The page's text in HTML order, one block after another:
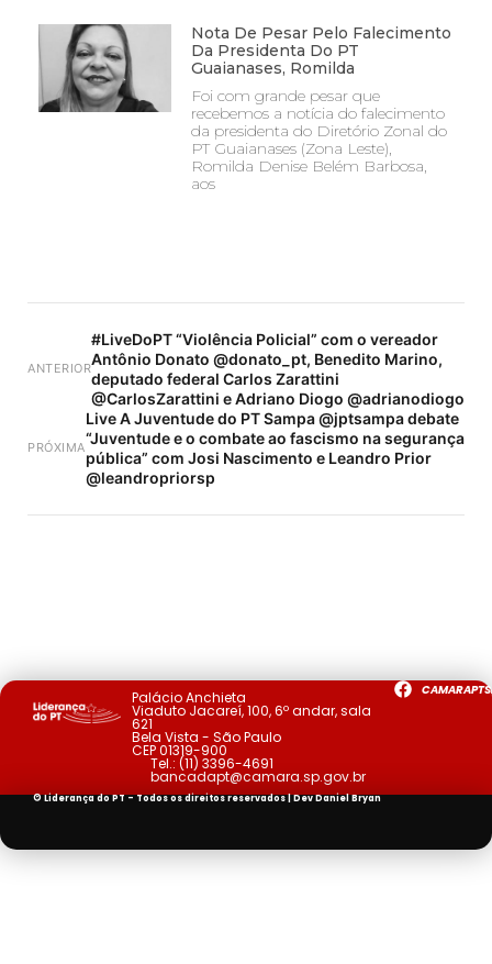
Nota De Pesar Pelo Falecimento
Da Presidenta Do PT
Guaianases, Romilda
Foi com grande pesar que
recebemos a notícia do falecimento
da presidenta do Diretório Zonal do
PT Guaianases (Zona Leste),
Romilda Denise Belém Barbosa,
aos
ANTERIOR
#LiveDoPT “Violência Policial” com o vereador
Antônio Donato @donato_pt, Benedito Marino,
deputado federal Carlos Zarattini
@CarlosZarattini e Adriano Diogo @adrianodiogo
PRÓXIMA
Live A Juventude do PT Sampa @jptsampa debate
“Juventude e o combate ao fascismo na segurança
pública” com Josi Nascimento e Leandro Prior
@leandropriorsp
Palácio Anchieta
Viaduto Jacareí, 100, 6º andar, sala
621
Bela Vista - São Paulo
CEP 01319-900
Tel.: (11) 3396-4691
bancadapt@camara.sp.gov.br
© Liderança do PT - Todos os direitos reservados | DevDaniel Bryan